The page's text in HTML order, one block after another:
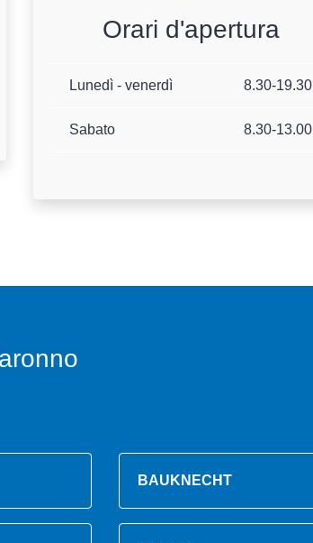
Orari d'apertura
Lunedì - venerdì 8.30-19.30
Sabato 8.30-13.00
BAUKNECHT